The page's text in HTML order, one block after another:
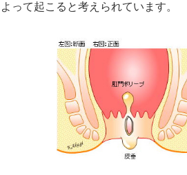
よって起こると考えられています。